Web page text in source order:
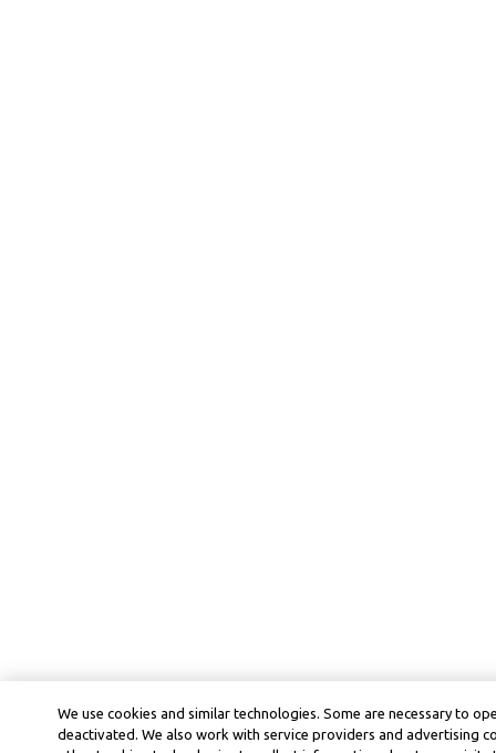
We use cookies and similar technologies. Some are necessary to
deactivated. We also work with service providers and advertising